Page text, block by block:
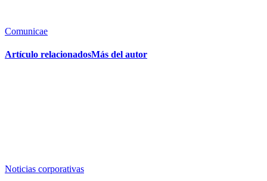
Comunicae
Artículo relacionadosMás del autor
Noticias corporativas